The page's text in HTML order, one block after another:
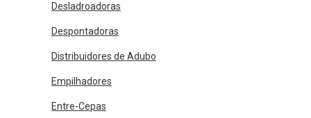
Desladroadoras
Despontadoras
Distribuidores de Adubo
Empilhadores
Entre-Cepas